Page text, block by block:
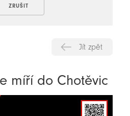
Jít zpět
míří do Chotěvic